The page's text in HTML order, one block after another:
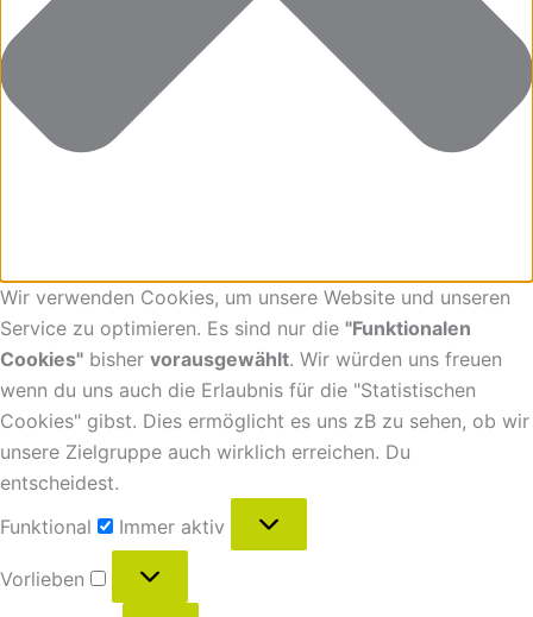
Wir verwenden Cookies, um unsere Website und unseren
Service zu optimieren. Es sind nur die "Funktionalen
Cookies" bisher vorausgewählt. Wir würden uns freuen
wenn du uns auch die Erlaubnis für die "Statistischen
Cookies" gibst. Dies ermöglicht es uns zB zu sehen, ob wir
unsere Zielgruppe auch wirklich erreichen. Du
entscheidest.
Funktional
Immer aktiv
Vorlieben